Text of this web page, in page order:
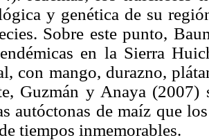
y genética de su
Sobre este punto,
en la Sierra
con mango, durazno,
Guzmán y Anaya (2007)
autóctonas de maíz que
tiempos inmemorables.